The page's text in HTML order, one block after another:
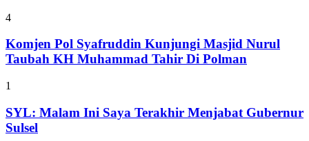
4
Komjen Pol Syafruddin Kunjungi Masjid Nurul
Taubah KH Muhammad Tahir Di Polman
1
SYL: Malam Ini Saya Terakhir Menjabat Gubernur
Sulsel